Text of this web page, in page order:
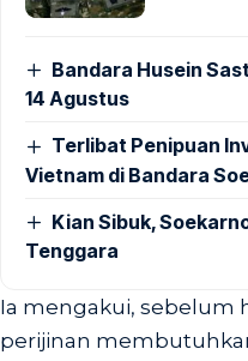
Bandara Husein
14 Agustus
Terlibat Penipuan
Vietnam di Bandara
Kian Sibuk,
Tenggara
Ia mengakui, sebelum
perijinan